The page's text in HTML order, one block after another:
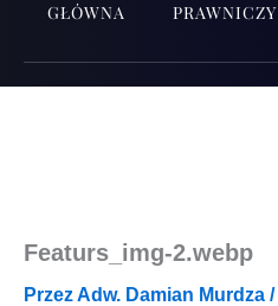
GŁÓWNA
PRAWNICZY
Featurs_img‑2.webp
PrzezAdw. Damian Murdza /